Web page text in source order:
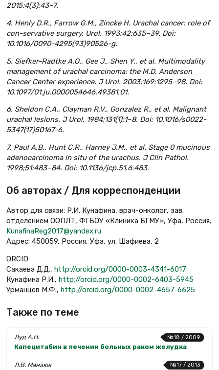
2015;4(3):43–7.
4. Henly D.R., Farrow G.M., Zincke H. Urachal cancer: role of
con-servative surgery. Urol. 1993;42:635–39. Doi:
10.1016/0090-4295(93)90526-g.
5. Siefker-Radtke A.O., Gee J., Shen Y., et al. Multimodality
management of urachal carcinoma: the M.D. Anderson
Cancer Center experience. J Urol. 2003;169:1295–98. Doi:
10.1097/01.ju.0000054646.49381.01.
6. Sheldon C.A., Clayman R.V., Gonzalez R., et al. Malignant
urachal lesions. J Urol. 1984;131(1):1–8. Doi: 10.1016/s0022-
5347(17)50167-6.
7. Paul A.B., Hunt C.R., Harney J.M., et al. Stage 0 mucinous
adenocarcinoma in situ of the urachus. J Clin Pathol.
1998;51:483–84. Doi: 10.1136/jcp.51.6.483.
Об авторах / Для корреспонденции
Автор для связи: Р.И. Кунафина, врач-онколог, зав.
отделением ООПЛТ, ФГБОУ «Клиника БГМУ», Уфа, Россия;
KunafinaReg2017@yandex.ru
Адрес: 450059, Россия, Уфа, ул. Шафиева, 2
ORCID:
Сакаева Д.Д., http://orcid.org/0000-0003-4341-6017
Кунафина Р.И., http://orcid.org/0000-0002-6403-5945
Урманцев М.Ф., http://orcid.org/0000-0002-4657-6625
Также по теме
№18 / 2009
Луд А.Н.
Капецитабин в лечении больных раком желудка
№17 / 2013
Л.В. Манзюк